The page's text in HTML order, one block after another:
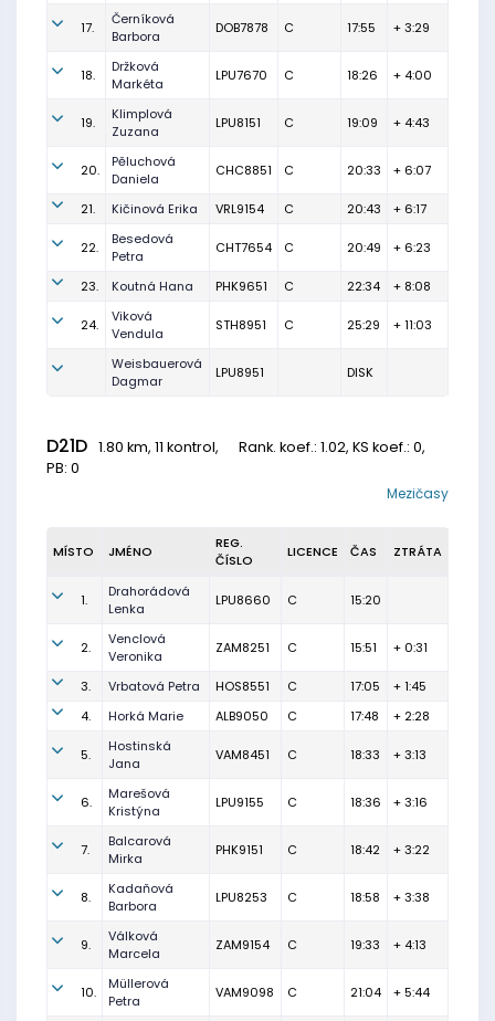
17.
Černíková
Barbora
DOB7878 C 17:55 + 3:29
18.
Držková
Markéta
LPU7670 C 18:26 + 4:00
19.
Klimplová
Zuzana
LPU8151 C 19:09 + 4:43
20.
Pěluchová
Daniela
CHC8851 C 20:33 + 6:07
21. Kičinová Erika VRL9154 C 20:43 + 6:17
22.
Besedová
Petra
CHT7654 C 20:49 + 6:23
23. Koutná Hana PHK9651 C 22:34 + 8:08
24.
Viková
Vendula
STH8951 C 25:29 + 11:03
Weisbauerová
Dagmar
LPU8951 DISK
D21D 1.80 km, 11 kontrol, Rank. koef.: 1.02, KS koef.: 0,
PB: 0
Mezičasy
MÍSTO JMÉNO
REG.
ČÍSLO
LICENCE ČAS ZTRÁTA
1.
Drahorádová
Lenka
LPU8660 C 15:20
2.
Venclová
Veronika
ZAM8251 C 15:51 + 0:31
3. Vrbatová Petra HOS8551 C 17:05
+ 1:45
4.
Horká Marie ALB9050 C 17:48 + 2:28
5.
Hostinská
Jana
VAM8451 C 18:33 + 3:13
6.
Marešová
Kristýna
LPU9155 C 18:36 + 3:16
7.
Balcarová
Mirka
PHK9151 C 18:42 + 3:22
8.
Kadaňová
Barbora
LPU8253 C 18:58 + 3:38
9.
Válková
Marcela
ZAM9154 C 19:33 + 4:13
10.
Müllerová
Petra
VAM9098 C 21:04 + 5:44